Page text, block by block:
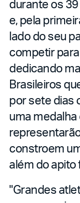
durante os
e, pela
lado do seu
competir
dedicando
Brasileiros
por sete dias
uma
constroem
além do apito
"Grandes